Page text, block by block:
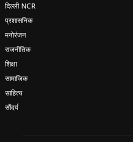
दिल्ली NCR
प्रशासनिक
मनोरंजन
राजनीतिक
शिक्षा
सामाजिक
साहित्य
सौंदर्य